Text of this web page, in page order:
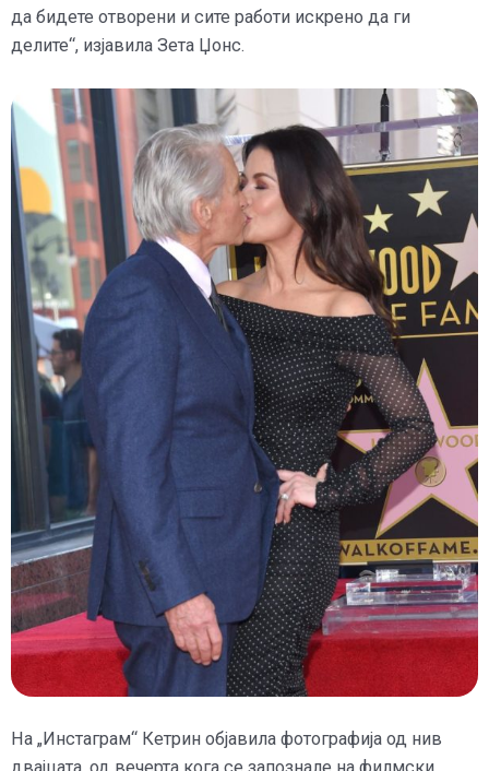
да бидете отворени и сите работи искрено да ги
делите“, изјавила Зета Џонс.
На „Инстаграм“ Кетрин објавила фотографија од нив